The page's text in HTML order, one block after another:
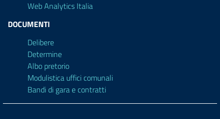
Web Analytics Italia
DOCUMENTI
Delibere
Determine
Albo pretorio
Modulistica uffici comunali
Bandi di gara e contratti